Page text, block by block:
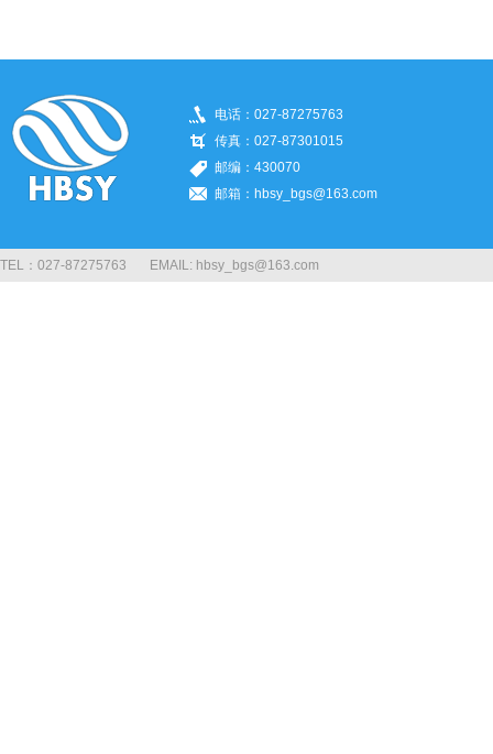
电话：027-87275763
传真：027-87301015
邮编：430070
邮箱：hbsy_bgs@163.com
TEL：027-87275763 EMAIL: hbsy_bgs@163.com